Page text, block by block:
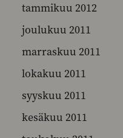
tammikuu 2012
joulukuu 2011
marraskuu 2011
lokakuu 2011
syyskuu 2011
kesäkuu 2011